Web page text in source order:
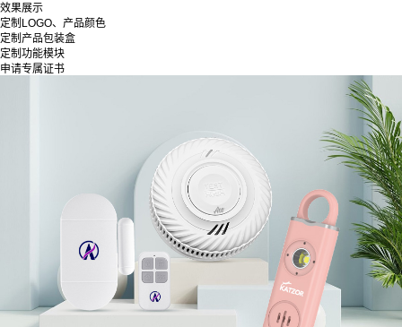
效果展示
定制LOGO、产品颜色
定制产品包装盒
定制功能模块
申请专属证书